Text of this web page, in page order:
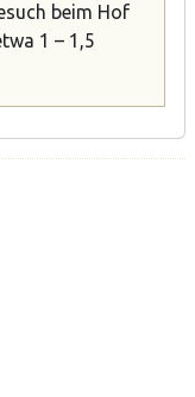
beim Hof
1 – 1,5